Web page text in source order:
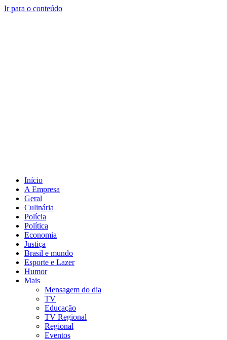
Ir para o conteúdo
Início
A Empresa
Geral
Culinária
Polícia
Política
Economia
Justiça
Brasil e mundo
Esporte e Lazer
Humor
Mais
Mensagem do dia
TV
Educação
TV Regional
Regional
Eventos